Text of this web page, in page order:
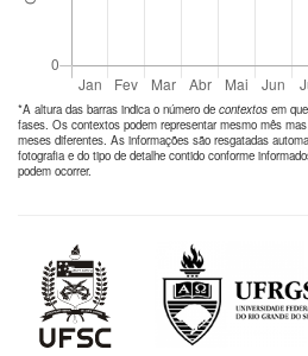
*A altura das barras indica o número de contextos em
fases. Os contextos podem representar mesmo mês
meses diferentes. As informações são resgatadas
fotografia e do tipo de detalhe contido conforme
podem ocorrer.